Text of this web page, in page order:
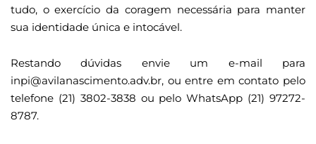
tudo, o exercício da coragem necessária para manter
sua identidade única e intocável.
Restando dúvidas envie um e-mail para
inpi@avilanascimento.adv.br, ou entre em contato pelo
telefone (21) 3802-3838 ou pelo WhatsApp (21) 97272-
8787.